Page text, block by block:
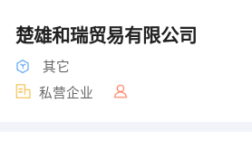
楚雄和瑞贸易有限公司
其它
私营企业